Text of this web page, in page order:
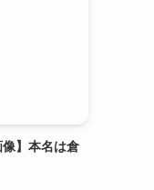
】本名は倉